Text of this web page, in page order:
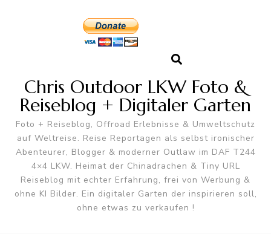
Chris Outdoor LKW Foto &
Reiseblog + Digitaler Garten
Foto + Reiseblog, Offroad Erlebnisse & Umweltschutz
auf Weltreise. Reise Reportagen als selbst ironischer
Abenteurer, Blogger & moderner Outlaw im DAF T244
4×4 LKW. Heimat der Chinadrachen & Tiny URL
Reiseblog mit echter Erfahrung, frei von Werbung &
ohne KI Bilder. Ein digitaler Garten der inspirieren soll,
ohne etwas zu verkaufen !